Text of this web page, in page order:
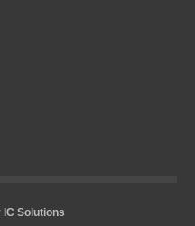
Solutions